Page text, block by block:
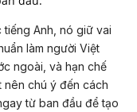
Anh, nó giữ vai
làm người Việt
ngoài, và hạn chế
nên chú ý đến cách
từ ban đầu để tạo